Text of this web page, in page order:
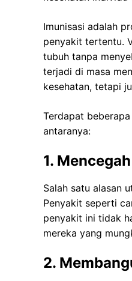
Imunisasi adalah
penyakit tertentu.
tubuh tanpa
terjadi di masa
kesehatan, tetapi
Terdapat
antaranya:
1.
Salah satu alasan
Penyakit seperti
penyakit ini tidak
mereka yang
2.